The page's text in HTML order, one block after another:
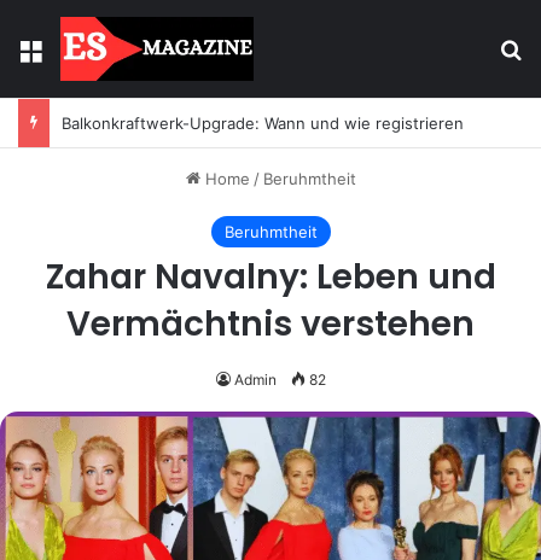
Menu
Balkonkraftwerk-Upgrade: Wann und wie registrieren
Home / Beruhmtheit
Beruhmtheit
Zahar Navalny: Leben und
Vermächtnis verstehen
Admin 82